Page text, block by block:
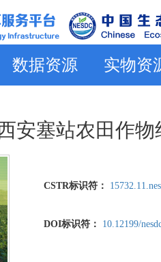
数据资源 实物资
安塞站农田作
CSTR标识符：
DOI标识符： 10.12199/